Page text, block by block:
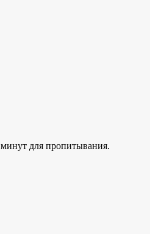
для пропитывания.